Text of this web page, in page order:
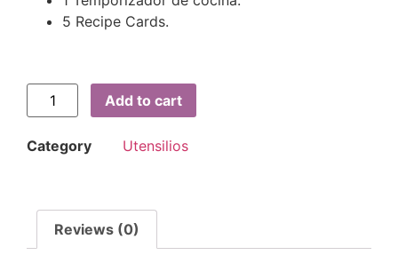
5 Recipe Cards.
Add to cart
Category Utensilios
Reviews (0)